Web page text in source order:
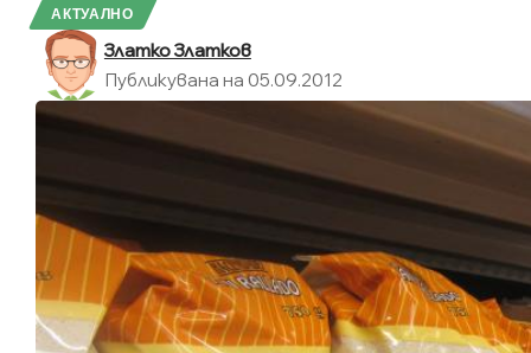
АКТУАЛНО
Златко Златков
Публикувана на 05.09.2012